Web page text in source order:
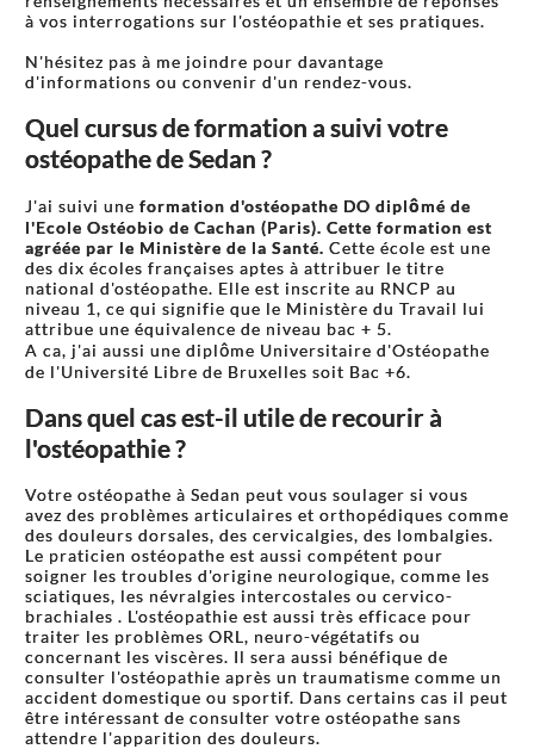
à vos interrogations sur l'ostéopathie et ses pratiques.
N'hésitez pas à me joindre pour davantage
d'informations ou convenir d'un rendez-vous.
Quel cursus de formation a suivi votre
ostéopathe de Sedan ?
J'ai suivi une formation d'ostéopathe DO diplômé de
l'Ecole Ostéobio de Cachan (Paris). Cette formation est
agréée par le Ministère de la Santé. Cette école est une
des dix écoles françaises aptes à attribuer le titre
national d'ostéopathe. Elle est inscrite au RNCP au
niveau 1, ce qui signifie que le Ministère du Travail lui
attribue une équivalence de niveau bac + 5.
A ca, j'ai aussi une diplôme Universitaire d'Ostéopathe
de l'Université Libre de Bruxelles soit Bac +6.
Dans quel cas est-il utile de recourir à
l'ostéopathie ?
Votre ostéopathe à Sedan peut vous soulager si vous
avez des problèmes articulaires et orthopédiques comme
des douleurs dorsales, des cervicalgies, des lombalgies.
Le praticien ostéopathe est aussi compétent pour
soigner les troubles d'origine neurologique, comme les
sciatiques, les névralgies intercostales ou cervico-
brachiales . L'ostéopathie est aussi très efficace pour
traiter les problèmes ORL, neuro-végétatifs ou
concernant les viscères. Il sera aussi bénéfique de
consulter l'ostéopathie après un traumatisme comme un
accident domestique ou sportif. Dans certains cas il peut
être intéressant de consulter votre ostéopathe sans
attendre l'apparition des douleurs.